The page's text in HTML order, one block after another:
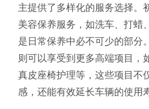
主提供了多样化的服务选择。
美容保养服务，如洗车、打蜡
是日常保养中必不可少的部分
则可以享受到更多高端项目，
真皮座椅护理等，这些项目不
感，还能有效延长车辆的使用